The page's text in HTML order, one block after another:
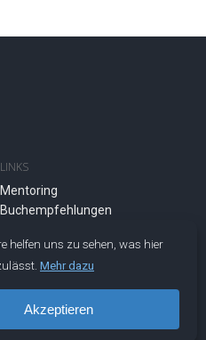
LINKS
Mentoring
Buchempfehlungen